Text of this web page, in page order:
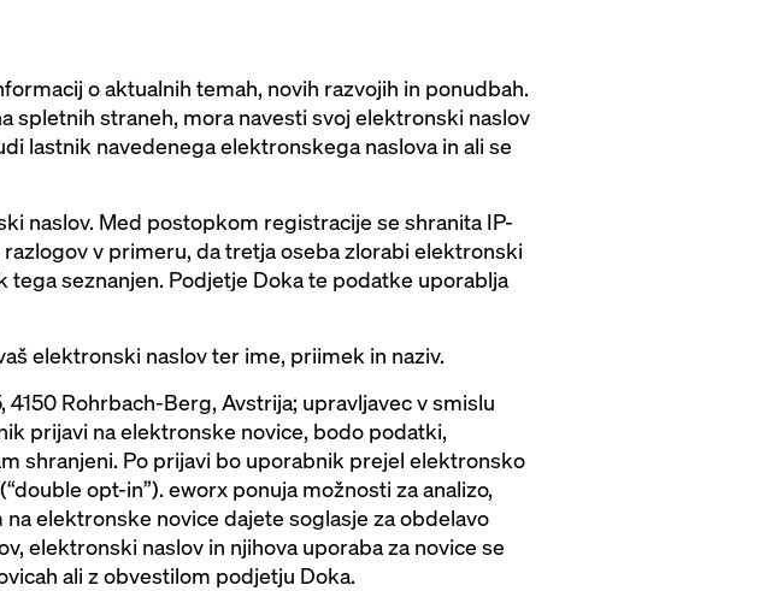
o aktualnih temah, novih razvojih in ponudbah.
spletnih straneh, mora navesti svoj elektronski naslov
lastnik navedenega elektronskega naslova in ali se
naslov. Med postopkom registracije se shranita IP-
v primeru, da tretja oseba zlorabi elektronski
tega seznanjen. Podjetje Doka te podatke uporablja
elektronski naslov ter ime, priimek in naziv.
Rohrbach-Berg, Avstrija; upravljavec v smislu
prijavi na elektronske novice, bodo podatki,
shranjeni. Po prijavi bo uporabnik prejel elektronsko
opt-in”). eworx ponuja možnosti za analizo,
elektronske novice dajete soglasje za obdelavo
elektronski naslov in njihova uporaba za novice se
ali z obvestilom podjetju Doka.